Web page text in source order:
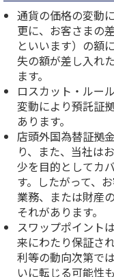
通貨の価格の変動
更に、お客さまの
といいます）の額
失の額が差し入れ
ます。
ロスカット・ルー
変動により預託証
あります。
店頭外国為替証拠
り、また、当社は
少を目的としてカ
す。したがって、
業務、または財産
それがあります。
スワップポイント
来にわたり保証さ
利等の動向次第で
いに転じる可能性